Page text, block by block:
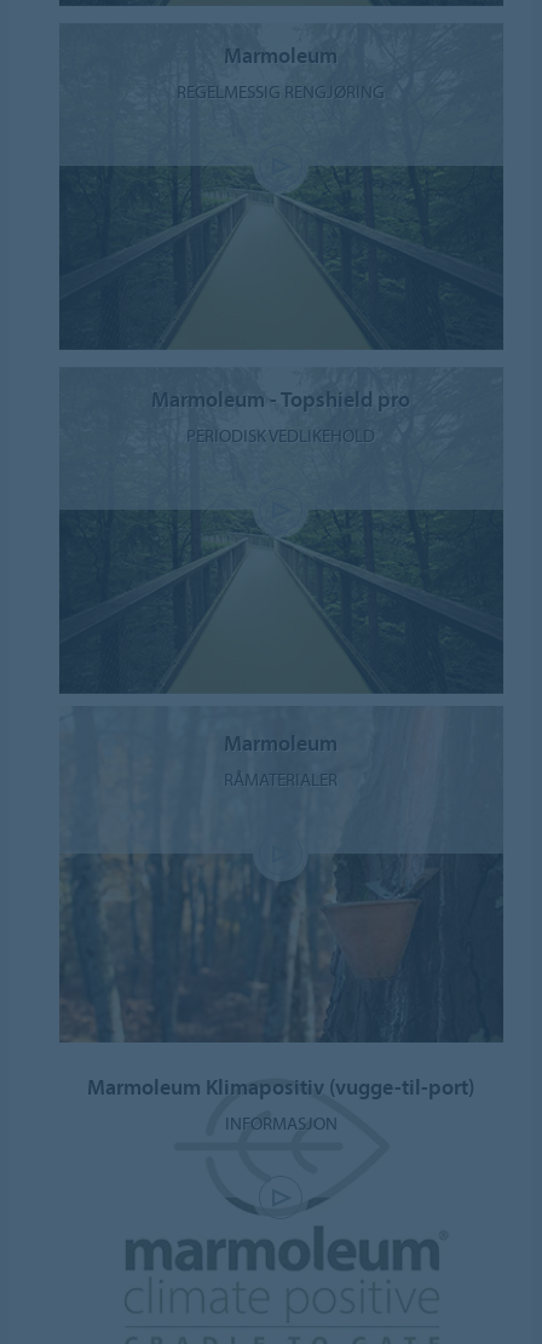
Marmoleum
REGELMESSIG RENGJØRING
Marmoleum - Topshield pro
PERIODISK VEDLIKEHOLD
Marmoleum
RÅMATERIALER
Marmoleum Klimapositiv (vugge-til-port)
INFORMASJON